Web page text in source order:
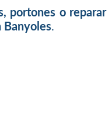
portones o reparar
Banyoles.